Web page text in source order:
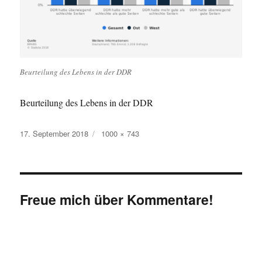
Beurteilung des Lebens in der DDR
Beurteilung des Lebens in der DDR
Veröffentlicht
17. September 2018 Originalgröße
1000 × 743
Freue mich über Kommentare!